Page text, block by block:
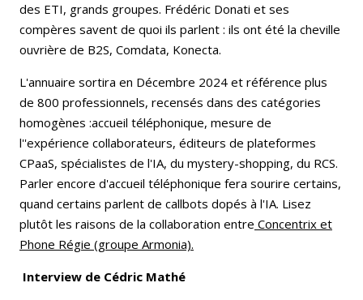
des ETI, grands groupes. Frédéric Donati et ses
compères savent de quoi ils parlent : ils ont été la cheville
ouvrière de B2S, Comdata, Konecta.
L'annuaire sortira en Décembre 2024 et référence plus
de 800 professionnels, recensés dans des catégories
homogènes :accueil téléphonique, mesure de
l''expérience collaborateurs, éditeurs de plateformes
CPaaS, spécialistes de l'IA, du mystery-shopping, du RCS.
Parler encore d'accueil téléphonique fera sourire certains,
quand certains parlent de callbots dopés à l'IA. Lisez
plutôt les raisons de la collaboration entre Concentrix et
Phone Régie (groupe Armonia).
Interview de Cédric Mathé